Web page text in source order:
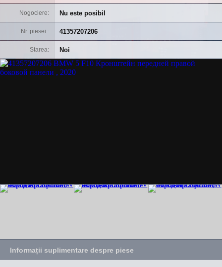
Nogociere Nu este posibil
Nr. piesei: 41357207206
Starea Noi
Informații suplimentare despre piese